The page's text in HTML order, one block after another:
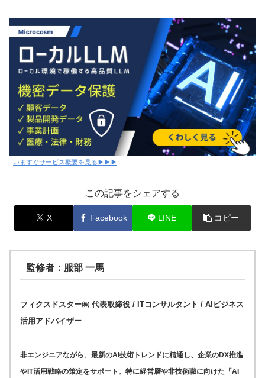
いますぐサービス概要を見る▶▶▶
この記事をシェアする
X Facebook LINE コピー
監修者：服部 一馬
フィクスドスター㈱ 代表取締役 / ITコンサルタント / AIビジネス
活用アドバイザー
非エンジニアながら、最新のAI技術トレンドに精通し、企業のDX推進
やIT活用戦略の策定をサポート。特に経営層や非技術職に向けた「AI